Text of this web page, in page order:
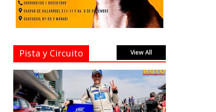
Pista y Circuito View All